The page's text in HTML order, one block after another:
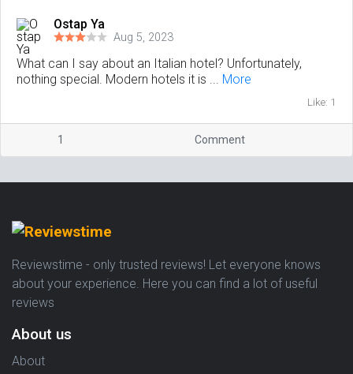
Ostap Ya
Aug 5, 2023
What can I say about an Italian hotel? Unfortunately,
nothing special. Modern hotels it is ... More
Like: 1
1 Comment
Reviewstime - only trusted reviews! Let everyone knows
about your experience. Here you can find a lot of useful
reviews
About us
About